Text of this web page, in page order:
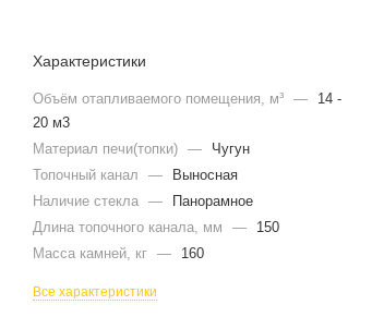
Характеристики
Объём отапливаемого помещения, м³ —
14 -
20 м3
Материал печи(топки)
—
Чугун
Топочный канал
—
Выносная
Наличие стекла
—
Панорамное
Длина топочного канала, мм
—
150
Масса камней, кг
— 160
Все характеристики